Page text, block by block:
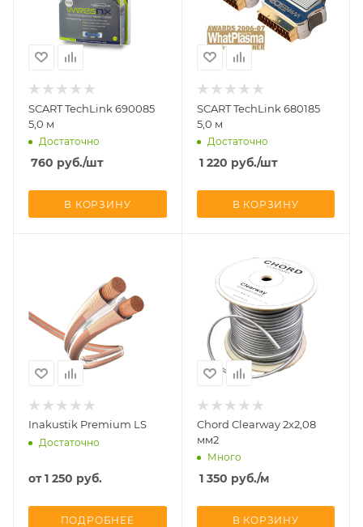
SCART TechLink 690085
5,0 м
Достаточно
760 руб./шт
В КОРЗИНУ
SCART TechLink 680185
5,0 м
Достаточно
1 220 руб./шт
В КОРЗИНУ
Inakustik Premium LS
Достаточно
от1 250 руб.
ПОДРОБНЕЕ
Chord Clearway 2x2,08
мм2
Много
1 350 руб./м
В КОРЗИНУ